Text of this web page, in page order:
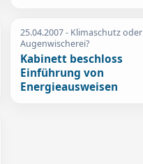
25.04.2007- Klimaschutz oder
Augenwischerei?
Kabinett beschloss
Einführung von
Energieausweisen